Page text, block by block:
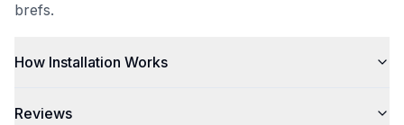
brefs.
How Installation Works
Reviews